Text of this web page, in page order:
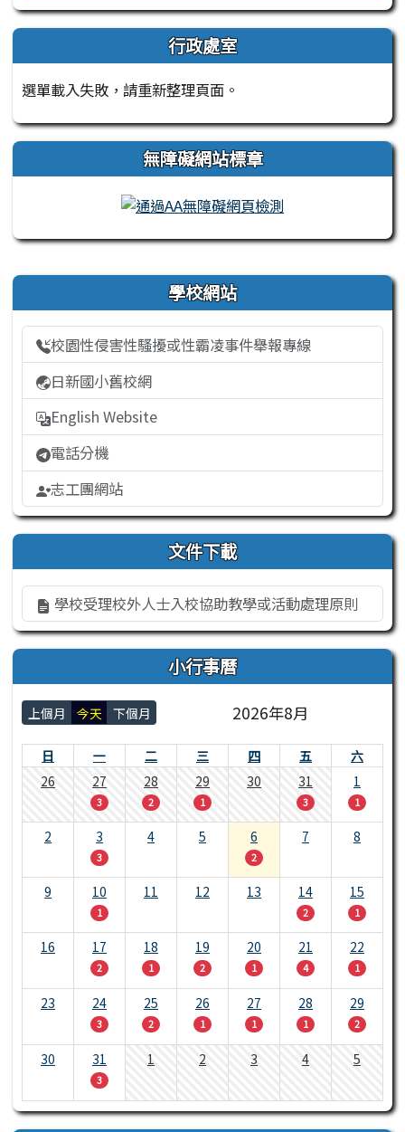
行政處室
選單載入失敗，請重新整理頁面。
無障礙網站標章
右邊區域內容 學校網站
校園性侵害性騷擾或性霸凌事件舉報專線
日新國小舊校網
English Website
電話分機
志工團網站
文件下載
學校受理校外人士入校協助教學或活動處理原則
小行事曆
上個月 今天 下個月 2026年8月
日 一 二 三 四 五
六
26
27
3
28
2
29
1
30 31
3
1
1
2 3
3
4 5 6
2
7 8
9 10
1
11 12 13 14
2
15
1
16 17
2
18
1
19
2
20
1
21
4
22
1
23 24
3
25
2
26
1
27
1
28
1
29
2
30 31
3
1 2 3 4 5